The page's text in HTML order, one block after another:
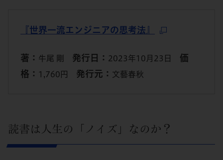
『世界一流エンジニアの思考法』
著： 牛尾 剛 発行日： 2023年10月23日 価
格：
1,760円 発行元： 文藝春秋
読書は人生の「ノイズ」なのか？